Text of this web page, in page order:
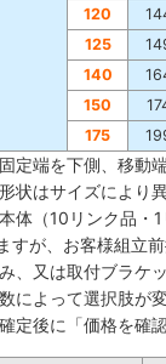
120
125
140
150
175
定端を下側、移動
状はサイズにより
体（10リンク品・
すが、お客様組立前
、又は取付ブラケ
によって選択肢が変
定後に「価格を確